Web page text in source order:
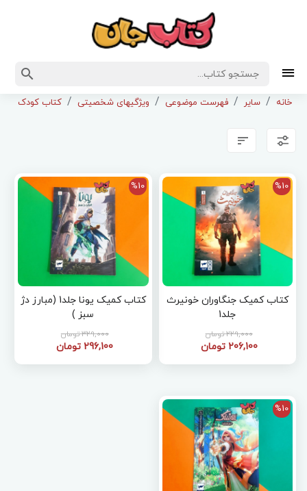
خانه سایر فهرست موضوعی ویژگیهای شخصیتی کتاب کودک
%10
کتاب کمیک جنگاوران خونیرث
جلد1
229,000 تومان
206,100 تومان
%10
کتاب کمیک یونا جلد1 (مبارز دژ
سبز )
329,000 تومان
296,100 تومان
%10